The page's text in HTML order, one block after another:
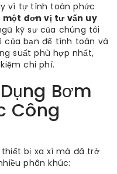
vì tự tính toán phức
một đơn vị tư vấn uy
kỹ sư của chúng tôi
của bạn để tính toán và
suất phù hợp nhất,
chi phí.
Bơm
Công
bị xa xỉ mà đã trở
phân khúc: